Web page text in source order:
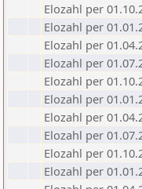
Elozahl per
Elozahl per
Elozahl per
Elozahl per
Elozahl per
Elozahl per
Elozahl per
Elozahl per
Elozahl per
Elozahl per